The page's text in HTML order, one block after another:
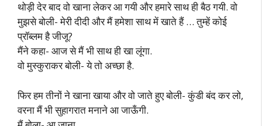
थोड़ी देर बाद वो खाना लेकर आ गयी और हमारे साथ ही बैठ गयी. वो
मुझसे बोली- मेरी दीदी और मैं हमेशा साथ में खाते हैं … तुम्हें कोई
प्रॉब्लम है जीजू?
मैंने कहा- आज से मैं भी साथ ही खा लूंगा.
वो मुस्कुराकर बोली- ये तो अच्छा है.
फिर हम तीनों ने खाना खाया और वो जाते हुए बोली- कुंडी बंद कर लो,
वरना मैं भी सुहागरात मनाने आ जाऊँगी.